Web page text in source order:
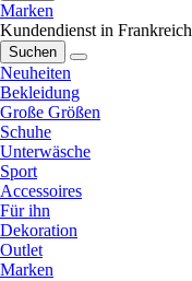
Marken
Kundendienst in Frankreich
Suchen
Neuheiten
Bekleidung
Große Größen
Schuhe
Unterwäsche
Sport
Accessoires
Für ihn
Dekoration
Outlet
Marken